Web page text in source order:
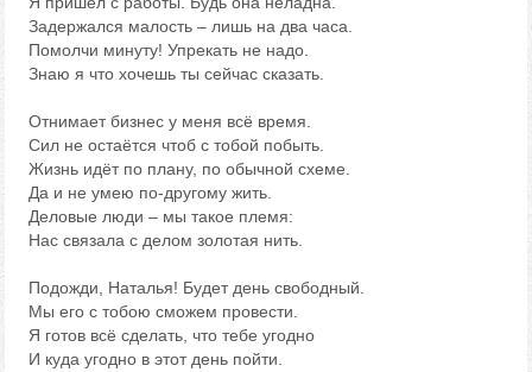
Задержался малость – лишь на два часа.
Помолчи минуту! Упрекать не надо.
Знаю я что хочешь ты сейчас сказать.
Отнимает бизнес у меня всё время.
Сил не остаётся чтоб с тобой побыть.
Жизнь идёт по плану, по обычной схеме.
Да и не умею по-другому жить.
Деловые люди – мы такое племя:
Нас связала с делом золотая нить.
Подожди, Наталья! Будет день свободный.
Мы его с тобою сможем провести.
Я готов всё сделать, что тебе угодно
И куда угодно в этот день пойти.